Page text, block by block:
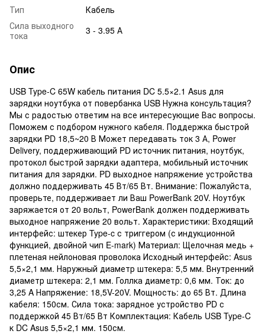
Тип
Кабель
Сила выходного
тока
3 - 3.95 А
Опис
USB Type-C 65W кабель питания DC 5.5×2.1 Asus для
зарядки ноутбука от повербанка USB Нужна консультация?
Мы с радостью ответим на все интересующие Вас вопросы.
Поможем с подбором нужного кабеля. Поддержка быстрой
зарядки PD 18,5~20 В Может передавать ток 3 А, Power
Delivery, поддерживающий PD источник питания, ноутбук,
протокол быстрой зарядки адаптера, мобильный источник
питания для зарядки. PD выходное напряжение устройства
должно поддерживать 45 Вт/65 Вт. Внимание: Пожалуйста,
проверьте, поддерживает ли Ваш PowerBank 20V. Ноутбук
заряжается от 20 вольт, PowerBank должен поддерживать
выходное напряжение 20 вольт. Характеристики: Входящий
интерфейс: штекер Type-c с триггером (с индукционной
функцией, двойной чип E-mark) Материал: Щелочная медь +
плетеная нейлоновая проволока Исходный интерфейс: Asus
5,5×2,1 мм. Наружный диаметр штекера: 5,5 мм. Внутренний
диаметр штекера: 2,1 мм. Голлка диаметр: 0,6 мм. Ток: до
3,25 A Напряжение: 18,5V-20V. Мощность: до 65 Вт. Длина
кабеля: 150см. Сила тока: зарядное устройство PD с
поддержкой 45 Вт/65 Вт Комплектация: Кабель USB Type-C
к DC Asus 5,5×2,1 мм. 150см.